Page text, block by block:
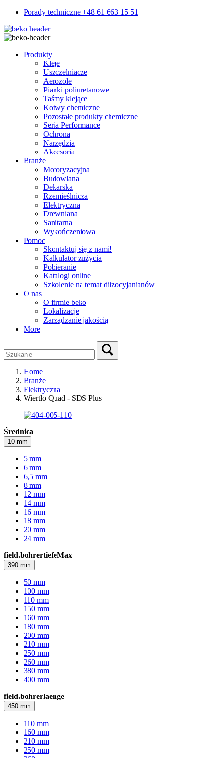
Porady techniczne +48 61 663 15 51
Produkty
Kleje
Uszczelniacze
Aerozole
Pianki poliuretanowe
Taśmy klejące
Kotwy chemiczne
Pozostałe produkty chemiczne
Seria Performance
Ochrona
Narzędzia
Akcesoria
Branże
Motoryzacyjna
Budowlana
Dekarska
Rzemieślnicza
Elektryczna
Drewniana
Sanitarna
Wykończeniowa
Pomoc
Skontaktuj się z nami!
Kalkulator zużycia
Pobieranie
Katalogi online
Szkolenie na temat diizocyjanianów
O nas
O firmie beko
Lokalizacje
Zarządzanie jakością
More
Home
Branże
Elektryczna
Wiertło Quad - SDS Plus
Średnica
10 mm
5 mm
6 mm
6,5 mm
8 mm
12 mm
14 mm
16 mm
18 mm
20 mm
24 mm
field.bohrertiefeMax
390 mm
50 mm
100 mm
110 mm
150 mm
160 mm
180 mm
200 mm
210 mm
250 mm
260 mm
380 mm
400 mm
field.bohrerlaenge
450 mm
110 mm
160 mm
210 mm
250 mm